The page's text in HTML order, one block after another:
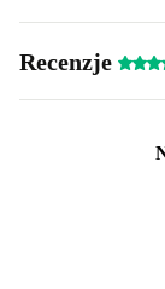
Recenzje